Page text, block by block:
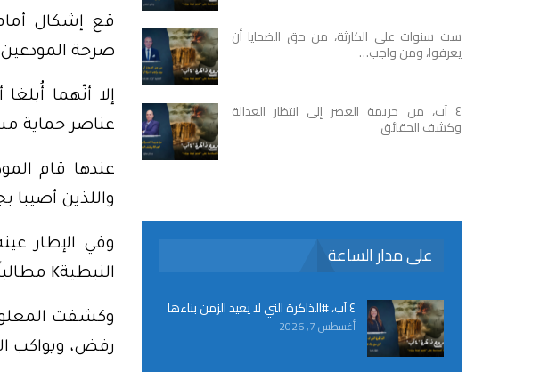
قع إشكال
صرخة
عناصر حماية
عندها قام
واللذين أصيبا
وفي الإطار
النبطيةK مطالباً بوديعته التي تبلغ 150 ألف دولار.
رفض، ويواكب
ست سنوات على الكارثة، من حق الضحايا أن
يعرفوا، ومن واجب…
٤ آب، من جريمة العصر إلى انتظار العدالة
وكشف الحقائق
على مدار الساعة
٤ آب، #الذاكرة التي لا يعيد الزمن بناءها
أغسطس 7, 2026